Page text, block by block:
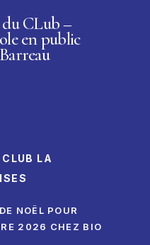
CLub –
en public
LA
NOËL POUR
2026 CHEZ BIO